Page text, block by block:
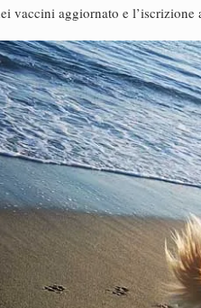
vaccini aggiornato e